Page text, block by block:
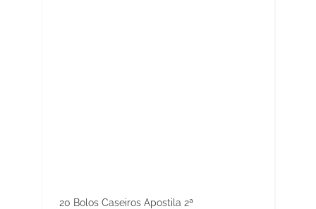
20 Bolos Caseiros Apostila 2ª